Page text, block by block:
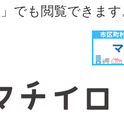
」でも閲覧できま